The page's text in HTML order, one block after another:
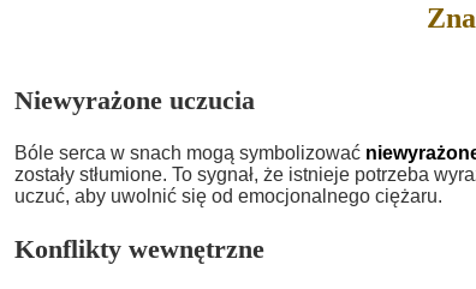
Niewyrażone uczucia
Bóle serca w snach mogą symbolizować
zostały stłumione. To sygnał, że istnieje potrzeba
uczuć, aby uwolnić się od emocjonalnego ciężaru.
Konflikty wewnętrzne